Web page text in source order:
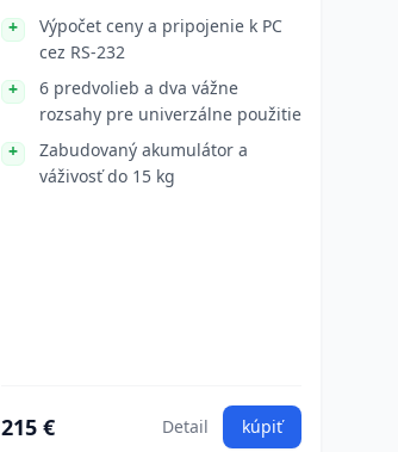
Výpočet ceny a pripojenie k PC
cez RS-232
6 predvolieb a dva vážne
rozsahy pre univerzálne použitie
Zabudovaný akumulátor a
váživosť do 15 kg
215 € Detail kúpiť